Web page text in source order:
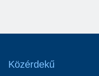
Közérdekű